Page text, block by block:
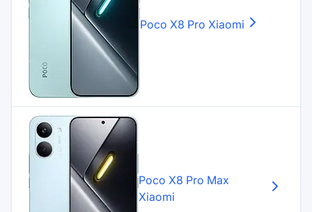
Poco X8 Pro Xiaomi
Poco X8 Pro Max
Xiaomi